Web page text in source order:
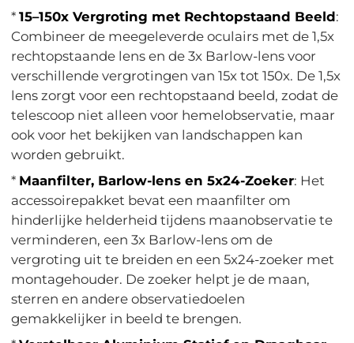
*15–150x Vergroting met Rechtopstaand Beeld:
Combineer de meegeleverde oculairs met de 1,5x
rechtopstaande lens en de 3x Barlow-lens voor
verschillende vergrotingen van 15x tot 150x. De 1,5x
lens zorgt voor een rechtopstaand beeld, zodat de
telescoop niet alleen voor hemelobservatie, maar
ook voor het bekijken van landschappen kan
worden gebruikt.
* Maanfilter, Barlow-lens en 5x24-Zoeker: Het
accessoirepakket bevat een maanfilter om
hinderlijke helderheid tijdens maanobservatie te
verminderen, een 3x Barlow-lens om de
vergroting uit te breiden en een 5x24-zoeker met
montagehouder. De zoeker helpt je de maan,
sterren en andere observatiedoelen
gemakkelijker in beeld te brengen.